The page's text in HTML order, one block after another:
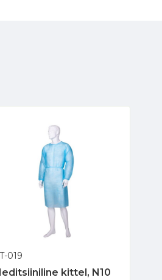
019
kittel, N10